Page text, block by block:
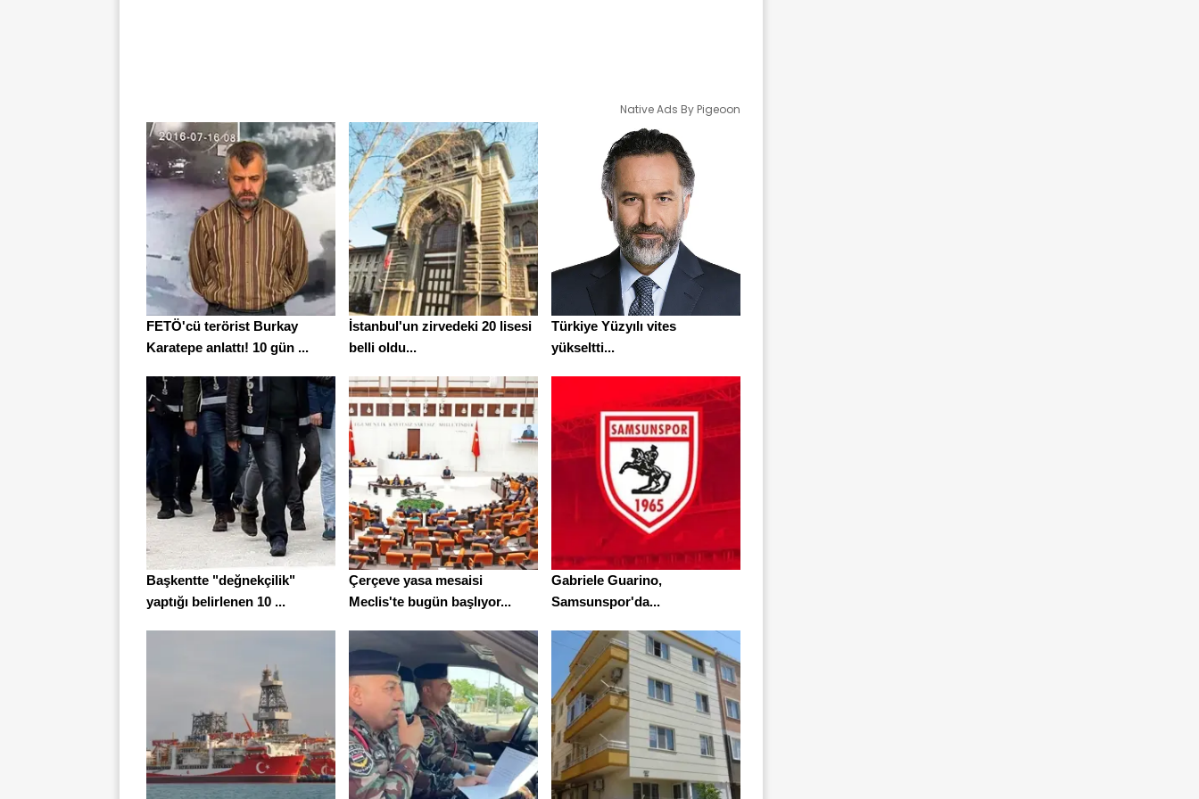
Native Ads By Pigeoon
FETÖ'cü terörist Burkay
Karatepe anlattı! 10 gün ...
İstanbul'un zirvedeki 20 lisesi
belli oldu...
Türkiye Yüzyılı vites
yükseltti...
Başkentte "değnekçilik"
yaptığı belirlenen 10 ...
Çerçeve yasa mesaisi
Meclis'te bugün başlıyor...
Gabriele Guarino,
Samsunspor'da...